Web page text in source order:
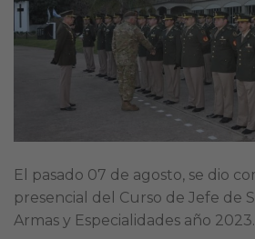
El pasado 07 de agosto, se dio
presencial del Curso de Jefe de
Armas y Especialidades año 2023.